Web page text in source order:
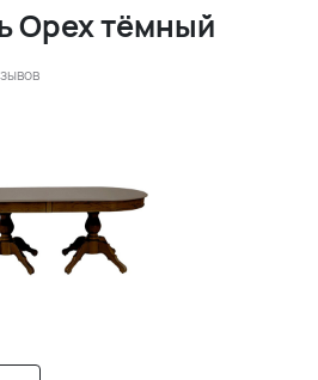
Орех тёмный